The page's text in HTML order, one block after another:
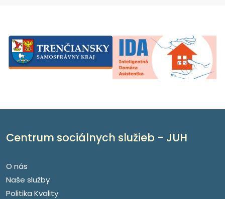
Centrum sociálnych služieb - JUH
O nás
Naše služby
Politika Kvality